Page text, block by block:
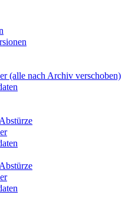
(alle nach Archiv verschoben)